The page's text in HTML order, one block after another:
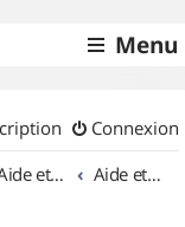
Menu
Connexion
Aide et documentation Aide et documentation des balises